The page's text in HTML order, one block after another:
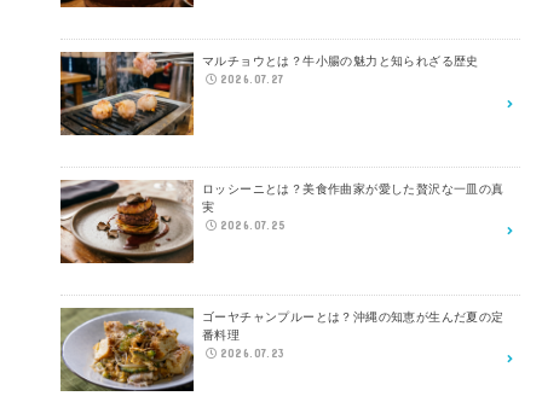
マルチョウとは？牛小腸の魅力と知られざる歴史
2026.07.27
ロッシーニとは？美食作曲家が愛した贅沢な一皿の真
実
2026.07.25
ゴーヤチャンプルーとは？沖縄の知恵が生んだ夏の定
番料理
2026.07.23